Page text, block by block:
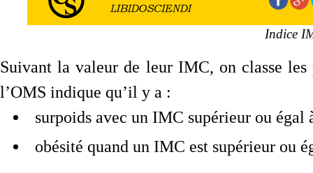
Indice
Suivant la valeur de leur IMC, on classe les
l’OMS indique qu’il y a :
surpoids avec un IMC supérieur ou égal
obésité quand un IMC est supérieur ou